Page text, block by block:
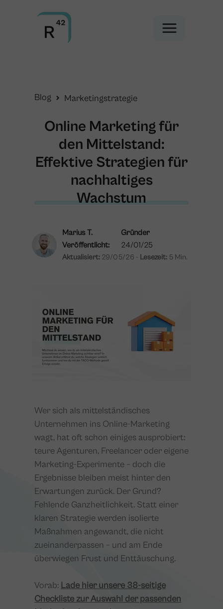
Marketingstrategie
Blog
Online Marketing für
den Mittelstand:
Effektive Strategien für
nachhaltiges
Wachstum
Marius T.
Gründer
Veröffentlicht:
24/01/25
Aktualisiert: 29/05/26 - Lesezeit: 5 Min.
Wer sich als mittelständisches
Unternehmen ins Online-Marketing
wagt, hat oft schon einiges ausprobiert:
teure Agenturen, Freelancer oder eigene
Marketing-Experimente – doch die
Ergebnisse bleiben meist hinter den
Erwartungen zurück. Der Grund?
Fehlende Ganzheitlichkeit. Statt einer
klaren Strategie werden isolierte
Maßnahmen angewandt, die nicht
zueinanderpassen – und am Ende
überwiegen Frust und Enttäuschung.
Vorab: Lade hier unsere 38-seitige
Checkliste zur Auswahl der passenden